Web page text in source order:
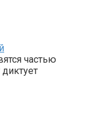
частью